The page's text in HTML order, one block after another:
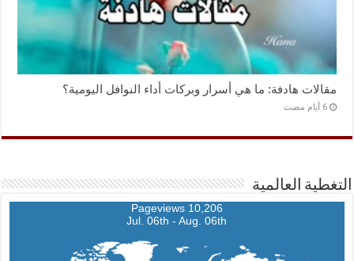
مقالات هادفة: ما هي أسرار وبركات أداء النوافل اليومية؟
‏6 أيام مضت
التغطية العالمية
10,206 Pageviews
Jul. 06th - Aug. 06th